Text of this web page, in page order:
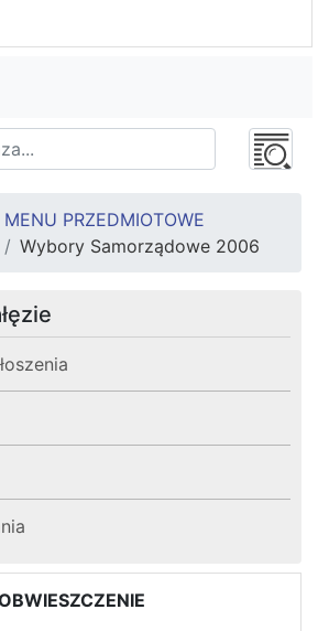
MENU PRZEDMIOTOWE
Wybory Samorządowe 2006